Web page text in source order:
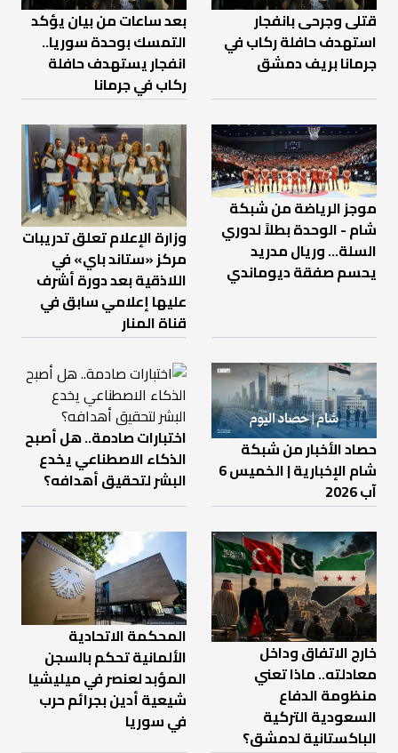
قتلى وجرحى بانفجار
استهدف حافلة ركاب في
جرمانا بريف دمشق
بعد ساعات من بيان يؤكد
التمسك بوحدة سوريا..
انفجار يستهدف حافلة
ركاب في جرمانا
موجز الرياضة من شبكة
شام - الوحدة بطلاً لدوري
السلة... وريال مدريد
يحسم صفقة ديوماندي
وزارة الإعلام تعلق تدريبات
مركز «ستاند باي» في
اللاذقية بعد دورة أشرف
عليها إعلامي سابق في
قناة المنار
حصاد الأخبار من شبكة
شام الإخبارية | الخميس 6
آب 2026
اختبارات صادمة.. هل أصبح
الذكاء الاصطناعي يخدع
البشر لتحقيق أهدافه؟
خارج الاتفاق وداخل
معادلته.. ماذا تعني
منظومة الدفاع
السعودية التركية
الباكستانية لدمشق؟
المحكمة الاتحادية
الألمانية تحكم بالسجن
المؤبد لعنصر في ميليشيا
شيعية أدين بجرائم حرب
في سوريا